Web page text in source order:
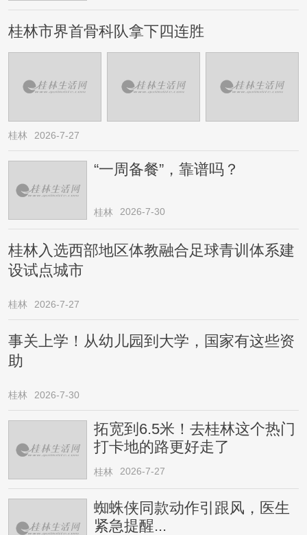
桂林市界首骨科队拿下四连胜
桂林 2026-7-27
“一周备餐”，靠谱吗？
桂林 2026-7-30
桂林入选西部地区体教融合足球青训体系建
设试点城市
桂林 2026-7-27
事关上学！从幼儿园到大学，国家有这些资
助
桂林 2026-7-30
拓宽到6.5米！去桂林这个热门
打卡地的路更好走了
桂林 2026-7-27
蜘蛛侠同款动作引跟风，医生
紧急提醒...